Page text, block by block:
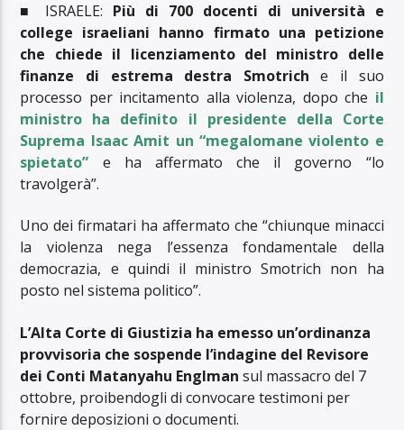
■ ISRAELE: Più di 700 docenti di università e
college israeliani hanno firmato una petizione
che chiede il licenziamento del ministro delle
finanze di estrema destra Smotrich e il suo
processo per incitamento alla violenza, dopo che il
ministro ha definito il presidente della Corte
Suprema Isaac Amit un “megalomane violento e
spietato” e ha affermato che il governo “lo
travolgerà”.
Uno dei firmatari ha affermato che “chiunque minacci
la violenza nega l’essenza fondamentale della
democrazia, e quindi il ministro Smotrich non ha
posto nel sistema politico”.
L’Alta Corte di Giustizia ha emesso un’ordinanza
provvisoria che sospende l’indagine del Revisore
dei Conti Matanyahu Englman sul massacro del 7
ottobre, proibendogli di convocare testimoni per
fornire deposizioni o documenti.